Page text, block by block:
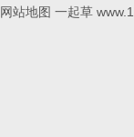
网站地图 一起草